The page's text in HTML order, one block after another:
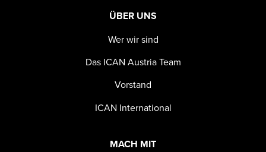
ÜBER UNS
Wer wir sind
Das ICAN Austria Team
Vorstand
ICAN International
MACH MIT